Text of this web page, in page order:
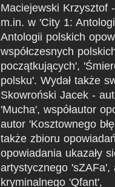
Maciejewski Krzysztof
m.in. w 'City 1:
Antologii polskich
współczesnych
początkujących',
polsku'. Wydał także
Skowroński Jacek -
'Mucha', współautor
autor 'Kosztownego
także zbioru
opowiadania ukazały
artystycznego
kryminalnego 'Qfant',